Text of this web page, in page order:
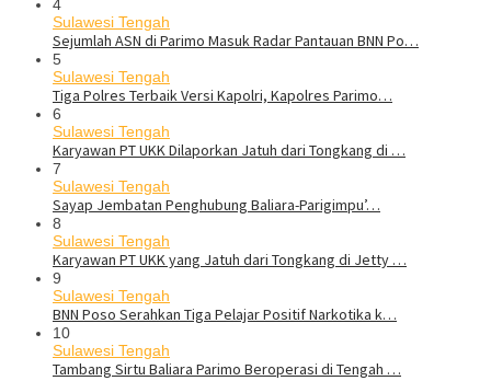
4
Sulawesi Tengah
Sejumlah ASN di Parimo Masuk Radar Pantauan BNN Po…
5
Sulawesi Tengah
Tiga Polres Terbaik Versi Kapolri, Kapolres Parimo…
6
Sulawesi Tengah
Karyawan PT UKK Dilaporkan Jatuh dari Tongkang di …
7
Sulawesi Tengah
Sayap Jembatan Penghubung Baliara-Parigimpu’…
8
Sulawesi Tengah
Karyawan PT UKK yang Jatuh dari Tongkang di Jetty …
9
Sulawesi Tengah
BNN Poso Serahkan Tiga Pelajar Positif Narkotika k…
10
Sulawesi Tengah
Tambang Sirtu Baliara Parimo Beroperasi di Tengah …